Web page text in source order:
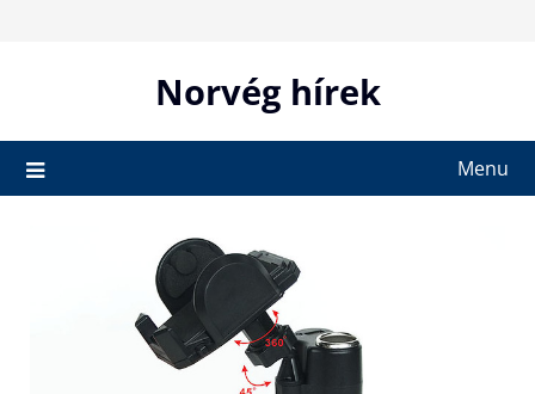
Norvég hírek
Menu